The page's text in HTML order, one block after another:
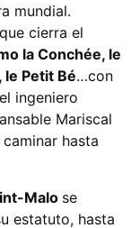
mundial.
cierra el
la Conchée, le
le Petit Bé…con
ingeniero
Mariscal
hasta
Malo se
estatuto, hasta